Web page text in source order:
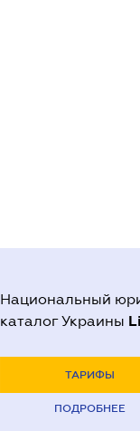
Национальный
каталог Украины
ТАРИФЫ
ПОДРОБНЕЕ